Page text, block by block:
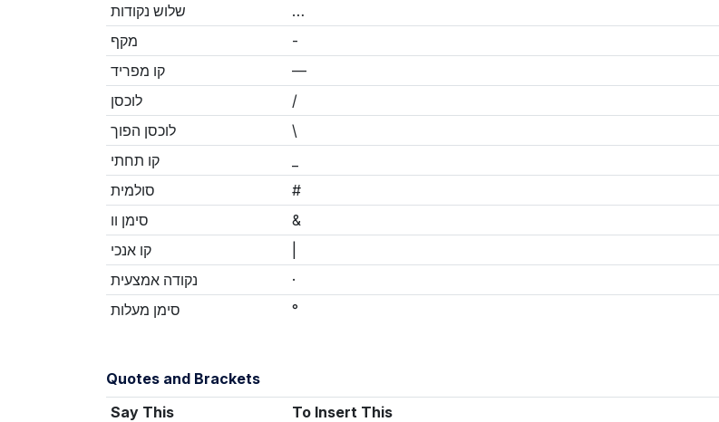
שלוש נקודות
…
מקף
-
קו מפריד
—
לוכסן
/
לוכסן הפוך
\
קו תחתי
סולמית
#
סימן וו
&
קו אנכי
נקודה אמצעית
·
סימן מעלות
°
Quotes and Brackets
Say This
To Insert This